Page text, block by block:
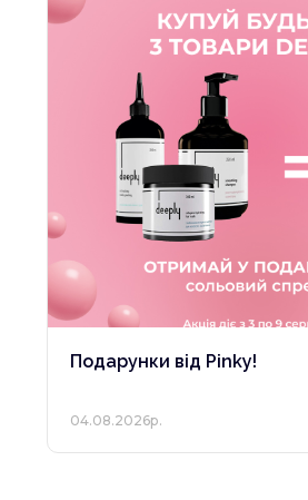
Подарунки від Pinky!
04.08.2026р.